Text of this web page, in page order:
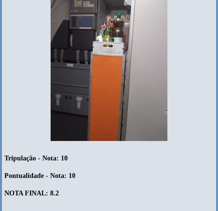
Tripulação - Nota: 10
Pontualidade - Nota: 10
NOTA FINAL: 8.2